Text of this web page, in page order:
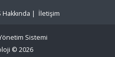
Hakkında | İletişim
Sistemi
© 2026